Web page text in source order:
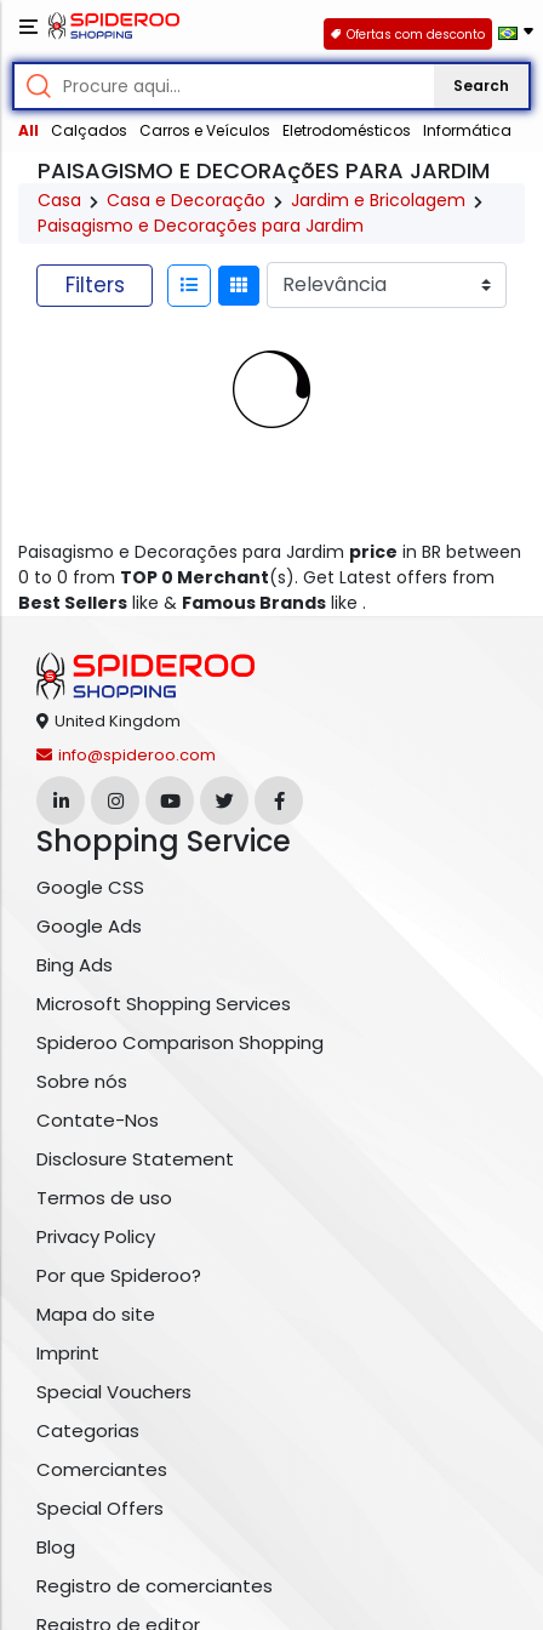
Search
All Calçados Carros e Veículos Eletrodomésticos Informática
Ofertas com desconto
PAISAGISMO E DECORAçõES PARA JARDIM
Casa Casa e Decoração
Jardim e Bricolagem
Paisagismo e Decorações para Jardim
Filters
Paisagismo e Decorações para Jardim price in BR between
0 to 0 from TOP 0 Merchant(s). Get Latest offers from
Best Sellers like & Famous Brands like .
United Kingdom
info@spideroo.com
Shopping Service
Google CSS
Google Ads
Bing Ads
Microsoft Shopping Services
Spideroo Comparison Shopping
Sobre nós
Contate-Nos
Disclosure Statement
Termos de uso
Privacy Policy
Por que Spideroo?
Mapa do site
Imprint
Special Vouchers
Categorias
Comerciantes
Special Offers
Blog
Registro de comerciantes
Registro de editor